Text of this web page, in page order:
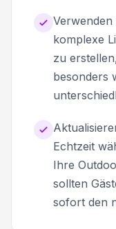
komplexe
zu
besonders
Echtzeit
Ihre
sollten
sofort den